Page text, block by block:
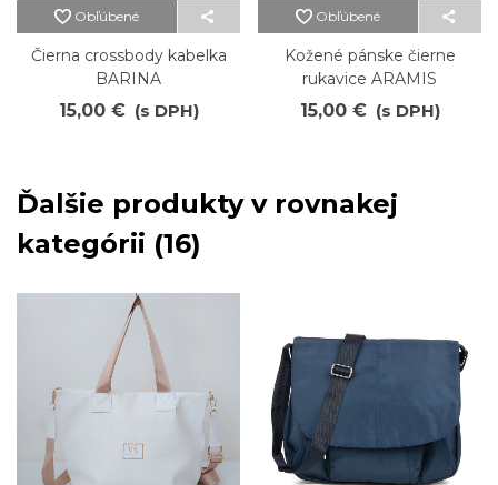
Obľúbené
Čierna crossbody kabelka
BARINA
15,00 € (s DPH)
Obľúbené
Kožené pánske čierne
rukavice ARAMIS
15,00 € (s DPH)
Ďalšie produkty v rovnakej
kategórii (16)